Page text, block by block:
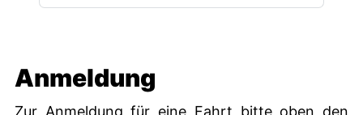
Anmeldung
Zur Anmeldung für eine Fahrt bitte oben den